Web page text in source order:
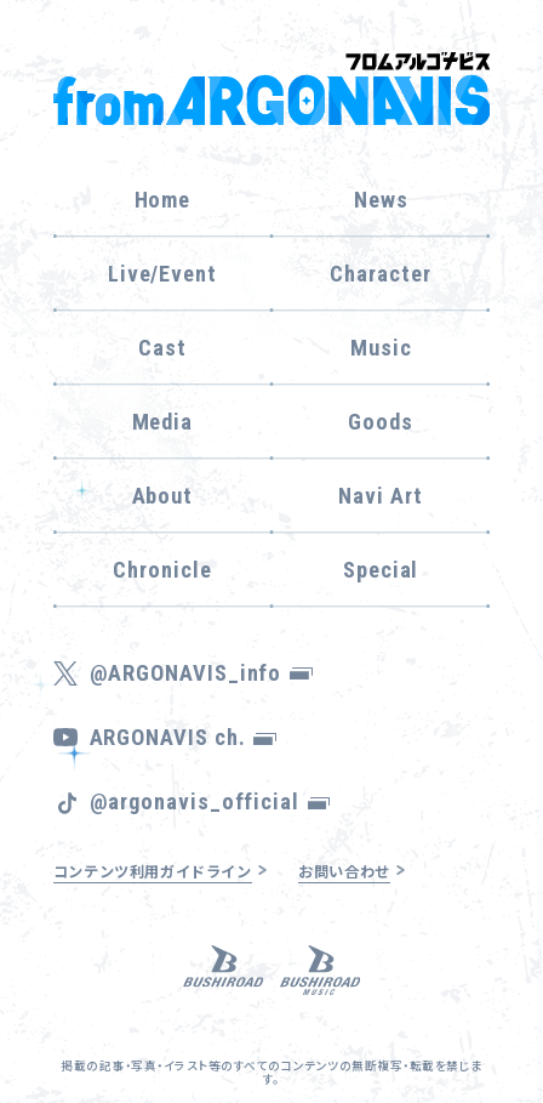
Home News
Live/Event Character
Cast Music
Media Goods
About Navi Art
Chronicle Special
@ARGONAVIS_info
ARGONAVIS ch.
@argonavis_official
コンテンツ利用ガイドライン お問い合わせ
掲載の記事・写真・イラスト等のすべてのコンテンツの無断複写・転載を禁じま
す。